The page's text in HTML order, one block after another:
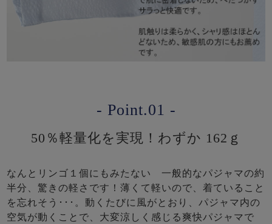
- Point.01 -
50％軽量化を実現！わずか 162ｇ
なんとリンゴ１個にもみたない 一般的なパジャマの約
半分、驚きの軽さです！薄くて軽いので、着ていること
を忘れそう･･･。動くたびに風がとおり、パジャマ内の
空気が動くことで、大変涼しく感じる爽快パジャマで